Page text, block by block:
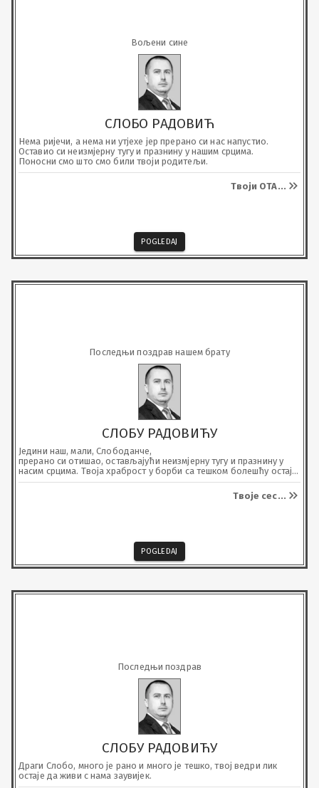
Вољени сине
СЛОБО РАДОВИЋ
Нема ријечи, а нема ни утјехе јер прерано си нас напустио.
Оставио си неизмјерну тугу и празнину у нашим срцима.
Поносни смо што смо били твоји родитељи.
Твоји ОТА...
POGLEDAJ
Последњи поздрав нашем брату
СЛОБУ РАДОВИЋУ
Једини наш, мали, Слободанче,
прерано си отишао, остављајући неизмјерну тугу и празнину у
насим срцима. Твоја храброст у борби са тешком болешћу остаје
нам вјечна инспирација, а љубав, доброта и осмијех које си
несебично дијелио живјеће заувијек у нашем сјећању.Твоје сес...
POGLEDAJ
Последњи поздрав
СЛОБУ РАДОВИЋУ
Драги Слобо, много је рано и много је тешко, твој ведри лик
остаје да живи с нама заувијек.